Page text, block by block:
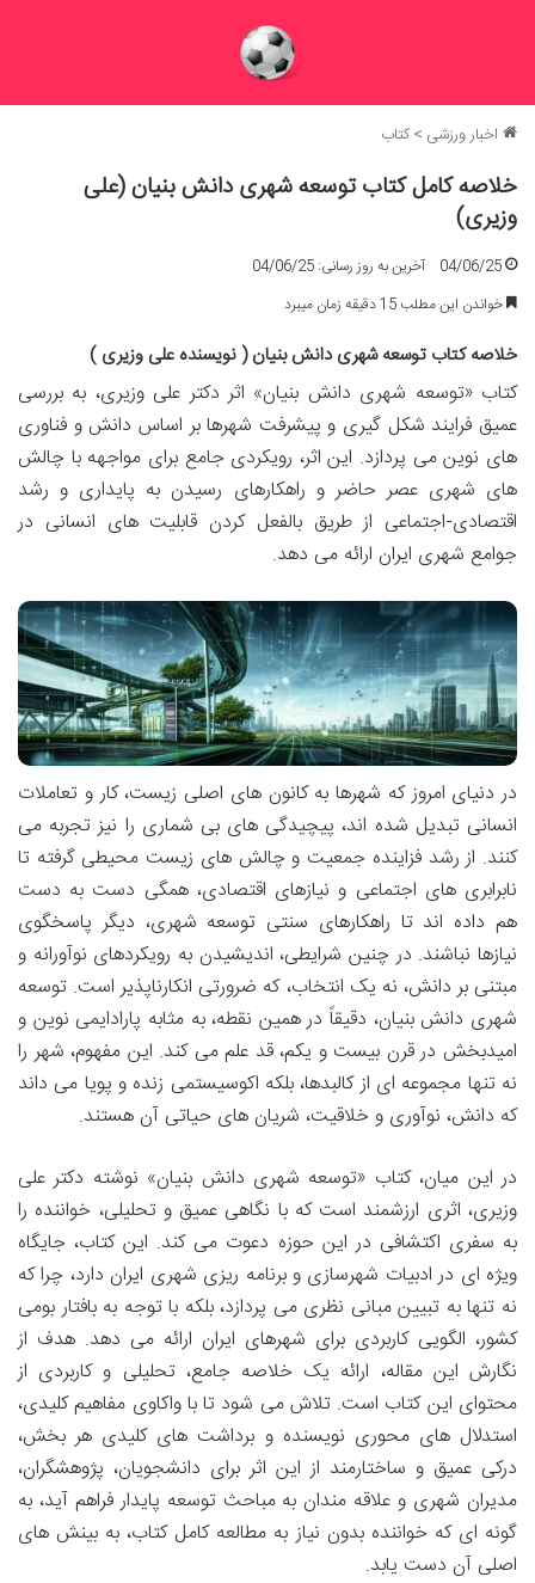
اخبار ورزشی >کتاب
خلاصه کامل کتاب توسعه شهری دانش بنیان (علی
وزیری)
04/06/25
آخرین به روز رسانی: 04/06/25
خواندن این مطلب 15 دقیقه زمان میبرد
خلاصه کتاب توسعه شهری دانش بنیان ( نویسنده علی وزیری )
کتاب «توسعه شهری دانش بنیان» اثر دکتر علی وزیری، به بررسی
عمیق فرایند شکل گیری و پیشرفت شهرها بر اساس دانش و فناوری
های نوین می پردازد. این اثر، رویکردی جامع برای مواجهه با چالش
های شهری عصر حاضر و راهکارهای رسیدن به پایداری و رشد
اقتصادی-اجتماعی از طریق بالفعل کردن قابلیت های انسانی در
جوامع شهری ایران ارائه می دهد.
در دنیای امروز که شهرها به کانون های اصلی زیست، کار و تعاملات
انسانی تبدیل شده اند، پیچیدگی های بی شماری را نیز تجربه می
کنند. از رشد فزاینده جمعیت و چالش های زیست محیطی گرفته تا
نابرابری های اجتماعی و نیازهای اقتصادی، همگی دست به دست
هم داده اند تا راهکارهای سنتی توسعه شهری، دیگر پاسخگوی
نیازها نباشند. در چنین شرایطی، اندیشیدن به رویکردهای نوآورانه و
مبتنی بر دانش، نه یک انتخاب، که ضرورتی انکارناپذیر است. توسعه
شهری دانش بنیان، دقیقاً در همین نقطه، به مثابه پارادایمی نوین و
امیدبخش در قرن بیست و یکم، قد علم می کند. این مفهوم، شهر را
نه تنها مجموعه ای از کالبدها، بلکه اکوسیستمی زنده و پویا می داند
که دانش، نوآوری و خلاقیت، شریان های حیاتی آن هستند.
در این میان، کتاب «توسعه شهری دانش بنیان» نوشته دکتر علی
وزیری، اثری ارزشمند است که با نگاهی عمیق و تحلیلی، خواننده را
به سفری اکتشافی در این حوزه دعوت می کند. این کتاب، جایگاه
ویژه ای در ادبیات شهرسازی و برنامه ریزی شهری ایران دارد، چرا که
نه تنها به تبیین مبانی نظری می پردازد، بلکه با توجه به بافتار بومی
کشور، الگویی کاربردی برای شهرهای ایران ارائه می دهد. هدف از
نگارش این مقاله، ارائه یک خلاصه جامع، تحلیلی و کاربردی از
محتوای این کتاب است. تلاش می شود تا با واکاوی مفاهیم کلیدی،
استدلال های محوری نویسنده و برداشت های کلیدی هر بخش،
درکی عمیق و ساختارمند از این اثر برای دانشجویان، پژوهشگران،
مدیران شهری و علاقه مندان به مباحث توسعه پایدار فراهم آید، به
گونه ای که خواننده بدون نیاز به مطالعه کامل کتاب، به بینش های
اصلی آن دست یابد.